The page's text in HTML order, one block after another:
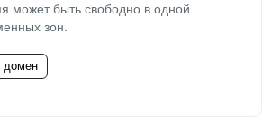
может быть свободно в одной
зон.
домен